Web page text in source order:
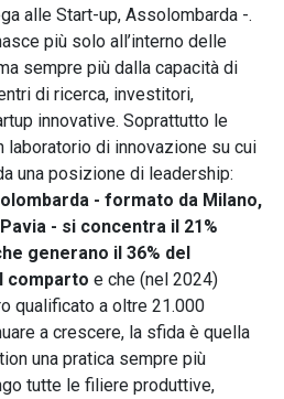
alle Start-up, Assolombarda -.
più solo all’interno delle
sempre più dalla capacità di
di ricerca, investitori,
innovative. Soprattutto le
laboratorio di innovazione su cui
una posizione di leadership:
- formato da Milano,
- si concentra il 21%
generano il 36% del
comparto e che (nel 2024)
qualificato a oltre 21.000
a crescere, la sfida è quella
una pratica sempre più
tutte le filiere produttive,